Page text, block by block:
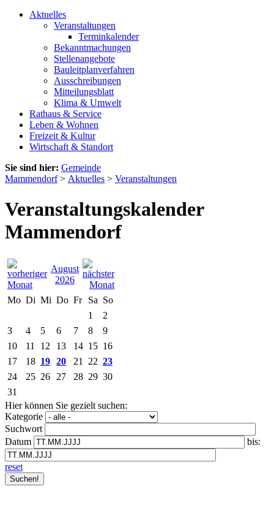
Aktuelles
Veranstaltungen
Terminkalender
Bekanntmachungen
Stellenangebote
Bauleitplanverfahren
Ausschreibungen
Mitteilungsblatt
Klima & Umwelt
Rathaus & Service
Leben & Wohnen
Freizeit & Kultur
Wirtschaft & Standort
Sie sind hier: Gemeinde
Mammendorf> Aktuelles > Veranstaltungen
Veranstaltungskalender
Mammendorf
August
2026
Mo Di Mi Do Fr Sa So
1
2
3
4 5 6 7 8
9
10
11 12 13 14 15 16
17
18 19 20 21 22 23
24
25 26 27 28 29 30
31
Hier können Sie gezielt suchen:
Kategorie
Suchwort
Datum
bis:
reset